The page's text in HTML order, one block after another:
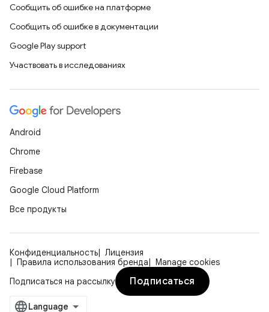
Сообщить об ошибке на платформе
Сообщить об ошибке в документации
Google Play support
Участвовать в исследованиях
Android
Chrome
Firebase
Google Cloud Platform
Все продукты
Конфиденциальность
Лицензия
Правила использования бренда
Manage cookies
Подписаться на рассылку
Подписаться